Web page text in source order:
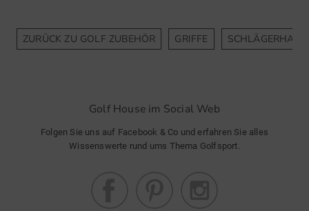
ZURÜCK ZU GOLF ZUBEHÖR GRIFFE
Golf House im Social Web
Folgen Sie uns auf Facebook & Co und erfahren Sie alles
Wissenswerte rund ums Thema Golfsport.